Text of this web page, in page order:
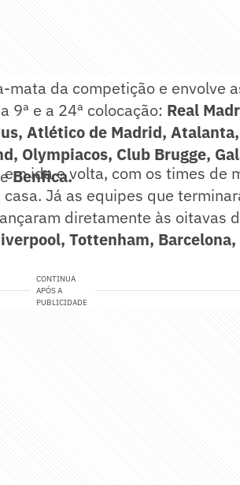
mata da competição e envolve
9ª e a 24ª colocação: Real
Atlético de Madrid,
Olympiacos, Club Brugge,
eBenfica.
ida e volta, com os times de
Já as equipes que
diretamente às oitavas
Tottenham, Barcelona,
CONTINUA
APÓS A
PUBLICIDADE